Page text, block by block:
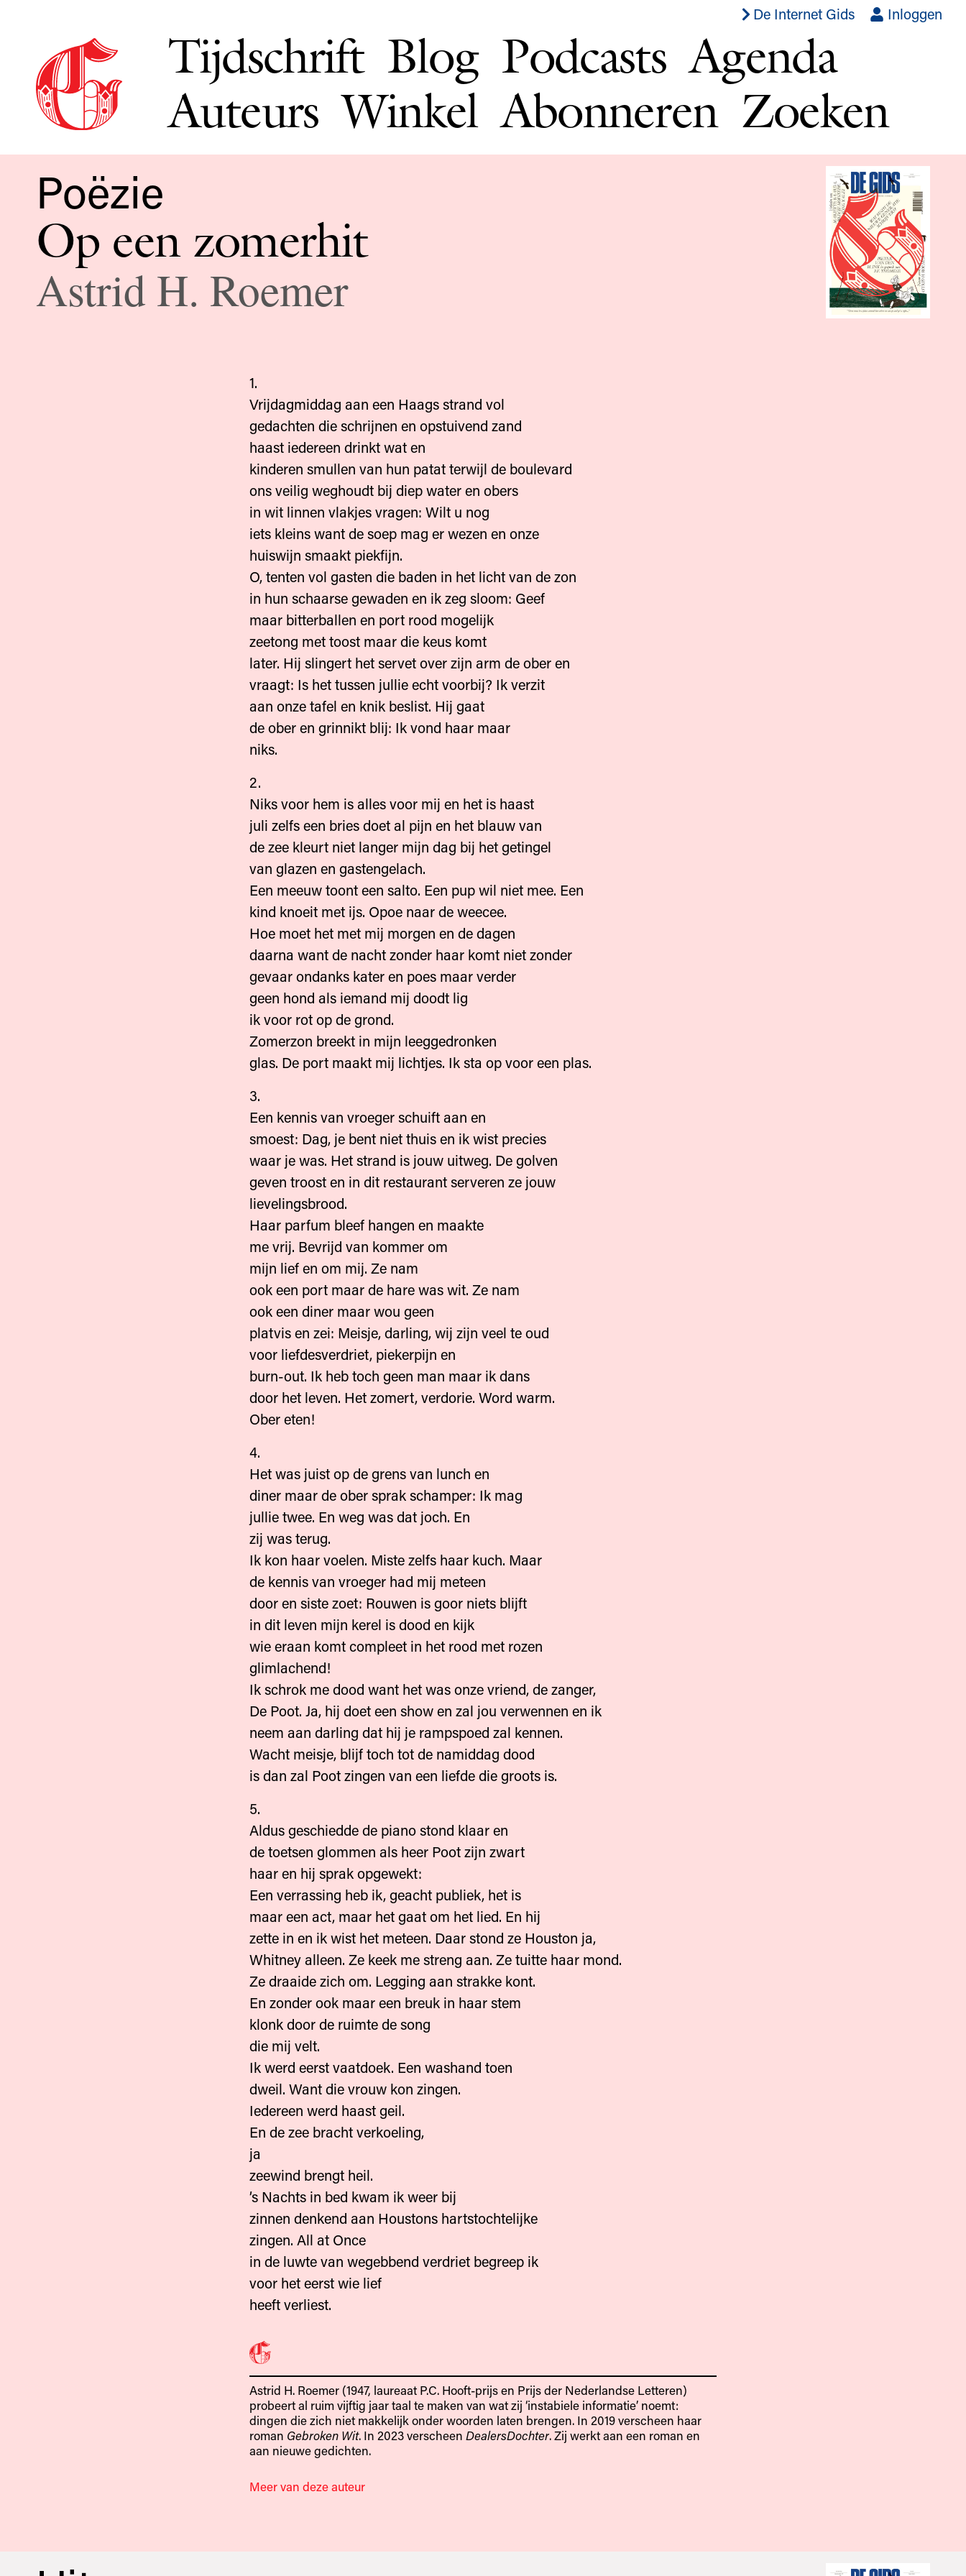
De Internet Gids Inloggen
Tijdschrift Blog Podcasts Agenda
Auteurs Winkel Abonneren Zoeken
Poëzie
Op een zomerhit
Astrid H. Roemer
1.
Vrijdagmiddag aan een Haags strand vol
gedachten die schrijnen en opstuivend zand
haast iedereen drinkt wat en
kinderen smullen van hun patat terwijl de boulevard
ons veilig weghoudt bij diep water en obers
in wit linnen vlakjes vragen: Wilt u nog
iets kleins want de soep mag er wezen en onze
huiswijn smaakt piekfijn.
O, tenten vol gasten die baden in het licht van de zon
in hun schaarse gewaden en ik zeg sloom: Geef
maar bitterballen en port rood mogelijk
zeetong met toost maar die keus komt
later. Hij slingert het servet over zijn arm de ober en
vraagt: Is het tussen jullie echt voorbij? Ik verzit
aan onze tafel en knik beslist. Hij gaat
de ober en grinnikt blij: Ik vond haar maar
niks.
2.
Niks voor hem is alles voor mij en het is haast
juli zelfs een bries doet al pijn en het blauw van
de zee kleurt niet langer mijn dag bij het getingel
van glazen en gastengelach.
Een meeuw toont een salto. Een pup wil niet mee. Een
kind knoeit met ijs. Opoe naar de weecee.
Hoe moet het met mij morgen en de dagen
daarna want de nacht zonder haar komt niet zonder
gevaar ondanks kater en poes maar verder
geen hond als iemand mij doodt lig
ik voor rot op de grond.
Zomerzon breekt in mijn leeggedronken
glas. De port maakt mij lichtjes. Ik sta op voor een plas.
3.
Een kennis van vroeger schuift aan en
smoest: Dag, je bent niet thuis en ik wist precies
waar je was. Het strand is jouw uitweg. De golven
geven troost en in dit restaurant serveren ze jouw
lievelingsbrood.
Haar parfum bleef hangen en maakte
me vrij. Bevrijd van kommer om
mijn lief en om mij. Ze nam
ook een port maar de hare was wit. Ze nam
ook een diner maar wou geen
platvis en zei: Meisje, darling, wij zijn veel te oud
voor liefdesverdriet, piekerpijn en
burn-out. Ik heb toch geen man maar ik dans
door het leven. Het zomert, verdorie. Word warm.
Ober eten!
4.
Het was juist op de grens van lunch en
diner maar de ober sprak schamper: Ik mag
jullie twee. En weg was dat joch. En
zij was terug.
Ik kon haar voelen. Miste zelfs haar kuch. Maar
de kennis van vroeger had mij meteen
door en siste zoet: Rouwen is goor niets blijft
in dit leven mijn kerel is dood en kijk
wie eraan komt compleet in het rood met rozen
glimlachend!
Ik schrok me dood want het was onze vriend, de zanger,
De Poot. Ja, hij doet een show en zal jou verwennen en ik
neem aan darling dat hij je rampspoed zal kennen.
Wacht meisje, blijf toch tot de namiddag dood
is dan zal Poot zingen van een liefde die groots is.
5.
Aldus geschiedde de piano stond klaar en
de toetsen glommen als heer Poot zijn zwart
haar en hij sprak opgewekt:
Een verrassing heb ik, geacht publiek, het is
maar een act, maar het gaat om het lied. En hij
zette in en ik wist het meteen. Daar stond ze Houston ja,
Whitney alleen. Ze keek me streng aan. Ze tuitte haar mond.
Ze draaide zich om. Legging aan strakke kont.
En zonder ook maar een breuk in haar stem
klonk door de ruimte de song
die mij velt.
Ik werd eerst vaatdoek. Een washand toen
dweil. Want die vrouw kon zingen.
Iedereen werd haast geil.
En de zee bracht verkoeling,
ja
zeewind brengt heil.
’s Nachts in bed kwam ik weer bij
zinnen denkend aan Houstons hartstochtelijke
zingen. All at Once
in de luwte van wegebbend verdriet begreep ik
voor het eerst wie lief
heeft verliest.
Astrid H. Roemer (1947, laureaat P.C. Hooft-prijs en Prijs der Nederlandse Letteren)
probeert al ruim vijftig jaar taal te maken van wat zij ‘instabiele informatie’ noemt:
dingen die zich niet makkelijk onder woorden laten brengen. In 2019 verscheen haar
roman Gebroken Wit. In 2023 verscheen DealersDochter. Zij werkt aan een roman en
aan nieuwe gedichten.
Meer van deze auteur